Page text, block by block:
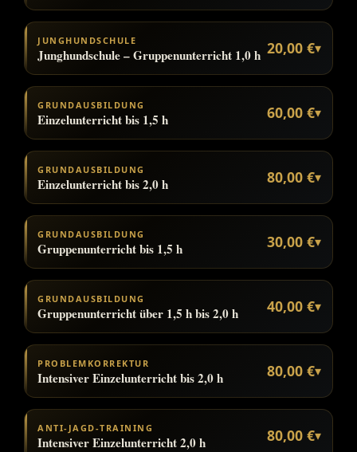
JUNGHUNDSCHULE
Junghundschule – Gruppenunterricht 1,0 h 20,00 €▾
GRUNDAUSBILDUNG
Einzelunterricht bis 1,5 h 60,00 €▾
GRUNDAUSBILDUNG
Einzelunterricht bis 2,0 h 80,00 €▾
GRUNDAUSBILDUNG
Gruppenunterricht bis 1,5 h 30,00 €▾
GRUNDAUSBILDUNG
Gruppenunterricht über 1,5 h bis 2,0 h 40,00 €▾
PROBLEMKORREKTUR
Intensiver Einzelunterricht bis 2,0 h 80,00 €▾
ANTI-JAGD-TRAINING
Intensiver Einzelunterricht 2,0 h 80,00 €▾